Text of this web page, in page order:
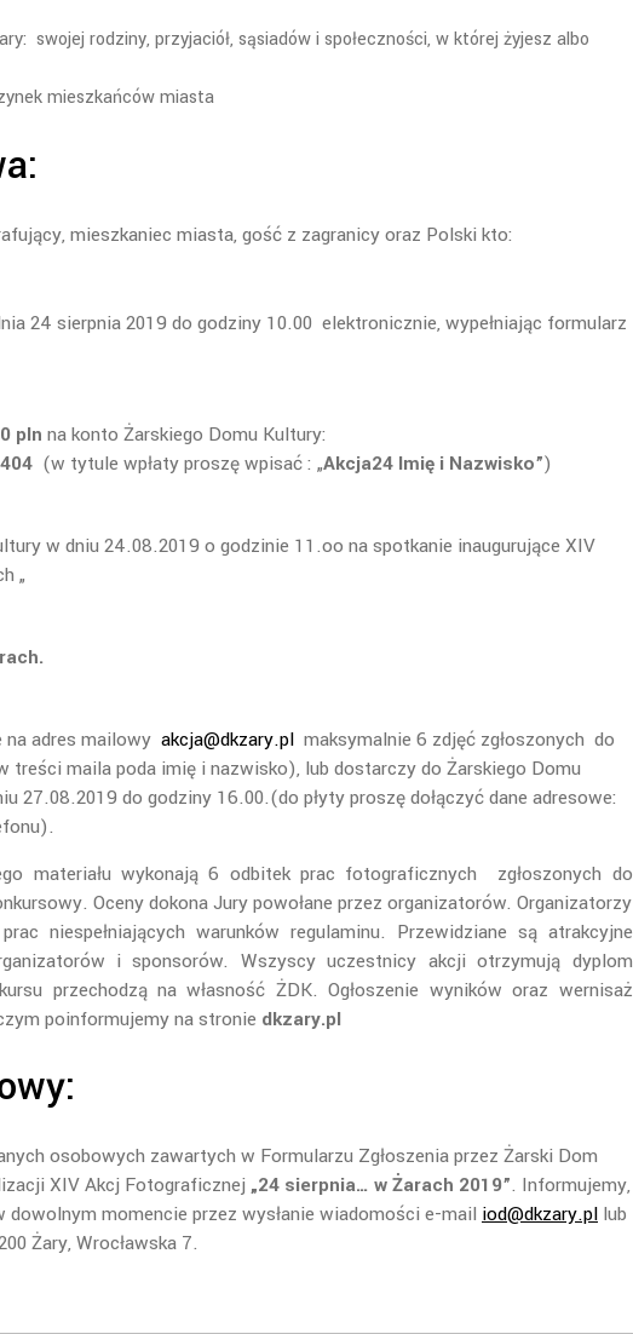
swojej rodziny, przyjaciół, sąsiadów i społeczności, w której żyjesz albo
mieszkańców miasta
mieszkaniec miasta, gość z zagranicy oraz Polski kto:
24 sierpnia 2019 do godziny 10.00 elektronicznie, wypełniając formularz
pln na konto Żarskiego Domu Kultury:
(w tytule wpłaty proszę wpisać : „Akcja24 Imię i Nazwisko”)
w dniu 24.08.2019 o godzinie 11.oo na spotkanie inaugurujące XIV
„
adres mailowy akcja@dkzary.pl maksymalnie 6 zdjęć zgłoszonych do
treści maila poda imię i nazwisko), lub dostarczy do Żarskiego Domu
27.08.2019 do godziny 16.00.(do płyty proszę dołączyć dane adresowe:
materiału wykonają 6 odbitek prac fotograficznych zgłoszonych do
Oceny dokona Jury powołane przez organizatorów. Organizatorzy
niespełniających warunków regulaminu. Przewidziane są atrakcyjne
i sponsorów. Wszyscy uczestnicy akcji otrzymują dyplom
przechodzą na własność ŻDK. Ogłoszenie wyników oraz wernisaż
poinformujemy na stronie dkzary.pl
osobowych zawartych w Formularzu Zgłoszenia przez Żarski Dom
XIV Akcj Fotograficznej „24 sierpnia… w Żarach 2019”. Informujemy,
momencie przez wysłanie wiadomości e-mail iod@dkzary.pl lub
Żary, Wrocławska 7.